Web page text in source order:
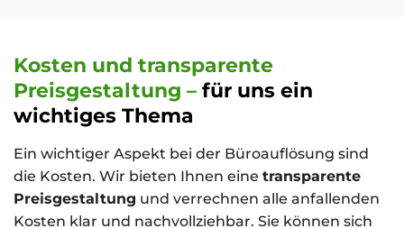
Kosten und transparente
Preisgestaltung – für uns ein
wichtiges Thema
Ein wichtiger Aspekt bei der Büroauflösung sind
die Kosten. Wir bieten Ihnen eine transparente
Preisgestaltung und verrechnen alle anfallenden
Kosten klar und nachvollziehbar. Sie können sich